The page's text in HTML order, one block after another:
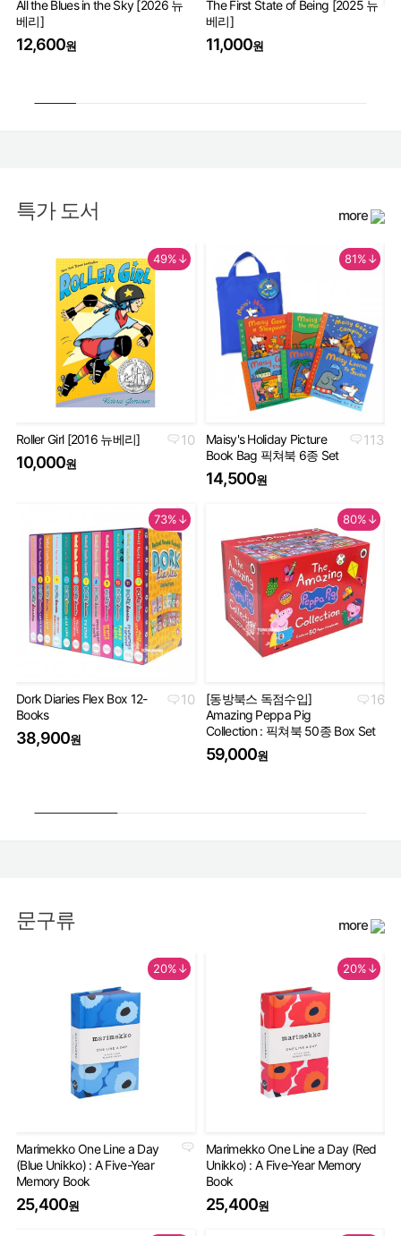
All the Blues in the Sky [2026 뉴
베리]
12,600원
The First State of Being [2025 뉴
베리]
11,000원
특가 도서 more
49%↓
10
Roller Girl [2016 뉴베리]
10,000원
81%↓
113
Maisy's Holiday Picture
Book Bag 픽쳐북 6종 Set
14,500원
73%↓
10
Dork Diaries Flex Box 12-
Books
38,900원
80%↓
16
[동방북스 독점수입]
Amazing Peppa Pig
Collection : 픽쳐북 50종 Box Set
59,000원
문구류 more
20%↓
Marimekko One Line a Day
(Blue Unikko) : A Five-Year
Memory Book
25,400원
20%↓
Marimekko One Line a Day (Red
Unikko) : A Five-Year Memory
Book
25,400원